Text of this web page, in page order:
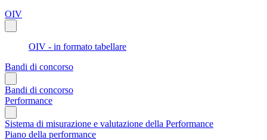
OIV
OIV - in formato tabellare
Bandi di concorso
Bandi di concorso
Performance
Sistema di misurazione e valutazione della Performance
Piano della performance